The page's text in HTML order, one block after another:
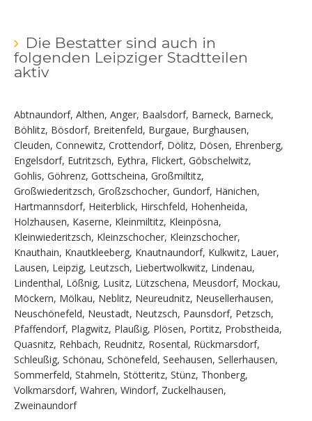
Die Bestatter sind auch in
folgenden Leipziger Stadtteilen
aktiv
Abtnaundorf, Althen, Anger, Baalsdorf, Barneck, Barneck,
Böhlitz, Bösdorf, Breitenfeld, Burgaue, Burghausen,
Cleuden, Connewitz, Crottendorf, Dölitz, Dösen, Ehrenberg,
Engelsdorf, Eutritzsch, Eythra, Flickert, Göbschelwitz,
Gohlis, Göhrenz, Gottscheina, Großmiltitz,
Großwiederitzsch, Großzschocher, Gundorf, Hänichen,
Hartmannsdorf, Heiterblick, Hirschfeld, Hohenheida,
Holzhausen, Kaserne, Kleinmiltitz, Kleinpösna,
Kleinwiederitzsch, Kleinzschocher, Kleinzschocher,
Knauthain, Knautkleeberg, Knautnaundorf, Kulkwitz, Lauer,
Lausen, Leipzig, Leutzsch, Liebertwolkwitz, Lindenau,
Lindenthal, Lößnig, Lusitz, Lützschena, Meusdorf, Mockau,
Möckern, Mölkau, Neblitz, Neureudnitz, Neusellerhausen,
Neuschönefeld, Neustadt, Neutzsch, Paunsdorf, Petzsch,
Pfaffendorf, Plagwitz, Plaußig, Plösen, Portitz, Probstheida,
Quasnitz, Rehbach, Reudnitz, Rosental, Rückmarsdorf,
Schleußig, Schönau, Schönefeld, Seehausen, Sellerhausen,
Sommerfeld, Stahmeln, Stötteritz, Stünz, Thonberg,
Volkmarsdorf, Wahren, Windorf, Zuckelhausen,
Zweinaundorf